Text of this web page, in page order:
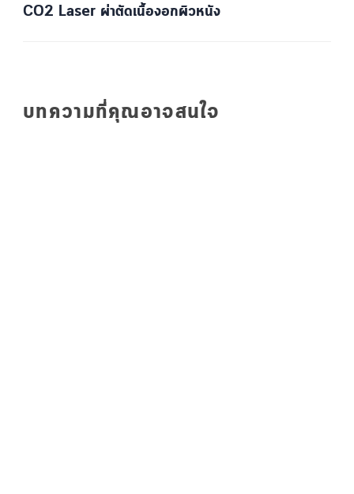
CO2 Laser ผ่าตัดเนื้องอกผิวหนัง
บทความที่คุณอาจสนใจ